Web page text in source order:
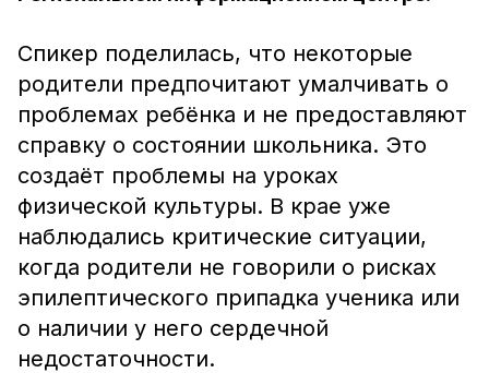
Спикер поделилась, что некоторые
родители предпочитают умалчивать о
проблемах ребёнка и не предоставляют
справку о состоянии школьника. Это
создаёт проблемы на уроках
физической культуры. В крае уже
наблюдались критические ситуации,
когда родители не говорили о рисках
эпилептического припадка ученика или
о наличии у него сердечной
недостаточности.